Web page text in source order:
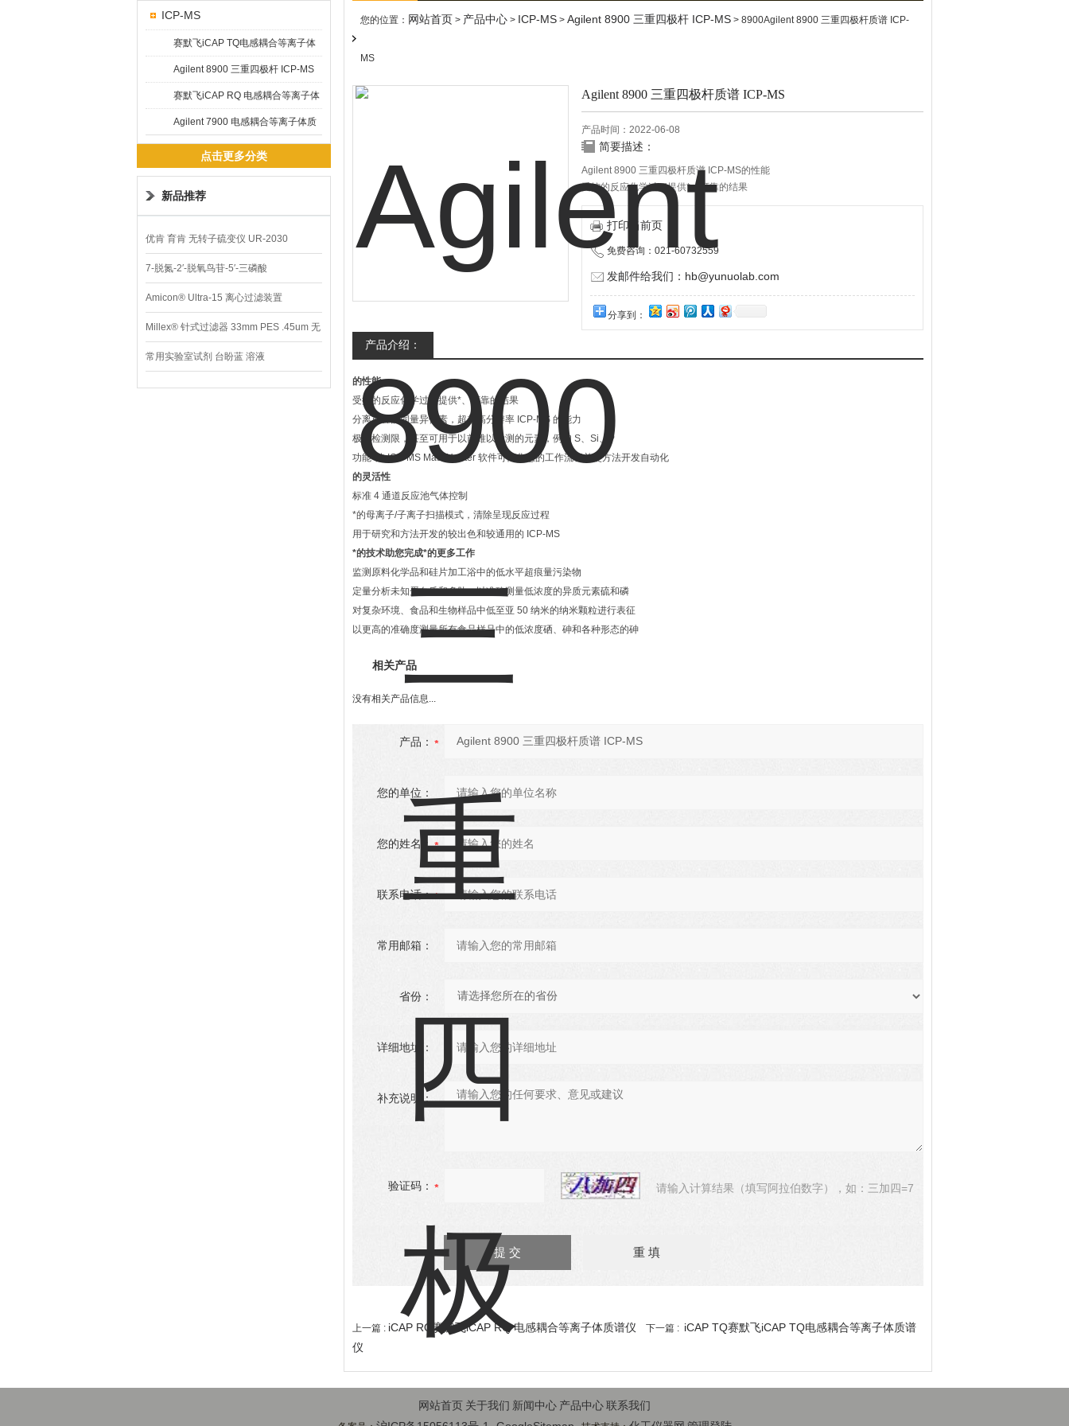
ICP-MS
赛默飞iCAP TQ电感耦合等离子体
质谱仪
Agilent 8900 三重四极杆 ICP-MS
赛默飞iCAP RQ 电感耦合等离子体
质谱仪
Agilent 7900 电感耦合等离子体质
谱仪
点击更多分类
新品推荐
优肯 育肯 无转子硫变仪 UR-2030
7-脱氮-2′-脱氧鸟苷-5′-三磷酸
Amicon® Ultra-15 离心过滤装置
Millex® 针式过滤器 33mm PES .45um 无
菌
常用实验室试剂 台盼蓝 溶液
您的位置： 网站首页 > 产品中心 > ICP-MS > Agilent 8900 三重四极杆 ICP-MS > 8900Agilent 8900 三重四极杆质谱 ICP-
MS
Agilent 8900 三重四极杆质谱 ICP-MS
产品时间：2022-06-08
简要描述：
Agilent 8900 三重四极杆质谱 ICP-MS的性能
受控的反应化学过程提供*、可靠的结果
分离重叠的同量异位素，超越高分辨率 ICP-MS 的能力
极低检测限，甚至可用于以前难以检测的元素，例如 S、Si、P
功能*的 ICP-MS MassHunter 软件可简化您的工作流程并使方法开发自动化
打印当前页
免费咨询：021-60732559
发邮件给我们：hb@yunuolab.com
分享到：
产品介绍：
的性能
受控的反应化学过程提供*、可靠的结果
分离重叠的同量异位素，超越高分辨率 ICP-MS 的能力
极低检测限，甚至可用于以前难以检测的元素，例如 S、Si、P
功能*的 ICP-MS MassHunter 软件可简化您的工作流程并使方法开发自动化
的灵活性
标准 4 通道反应池气体控制
*的母离子/子离子扫描模式，清除呈现反应过程
用于研究和方法开发的较出色和较通用的 ICP-MS
*的技术助您完成*的更多工作
监测原料化学品和硅片加工浴中的低水平超痕量污染物
定量分析未知蛋白质和多肽，以准确测量低浓度的异质元素硫和磷
对复杂环境、食品和生物样品中低至亚 50 纳米的纳米颗粒进行表征
以更高的准确度测量所有食品样品中的低浓度硒、砷和各种形态的砷
相关产品
没有相关产品信息...
产品：
您的单位：
您的姓名：
联系电话：
常用邮箱：
省份：
详细地址：
补充说明：
验证码： 请输入计算结果（填写阿拉伯数字），如：三加四=7
上一篇 : iCAP RQ赛默飞iCAP RQ 电感耦合等离子体质谱仪 下一篇 : iCAP TQ赛默飞iCAP TQ电感耦合等离子体质谱
仪
网站首页 关于我们 新闻中心 产品中心联系我们